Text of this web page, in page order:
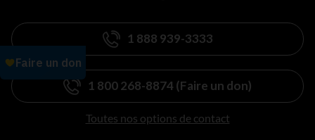
1 888 939-3333
1 800 268-8874 (Faire un don)
Toutes nos options de contact